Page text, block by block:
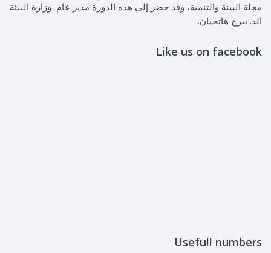
مجلة البيئة والتنمية، وقد حضر إلى هذه الدورة مدير عام وزارة البيئة
الد. بيرج هاتجيان.
Like us on facebook
Usefull numbers